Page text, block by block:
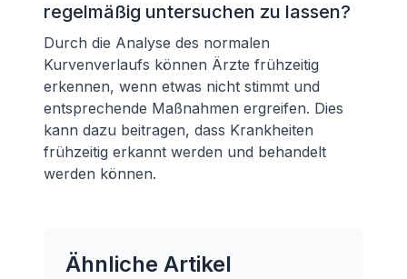
regelmäßig untersuchen zu lassen?
Durch die Analyse des normalen
Kurvenverlaufs können Ärzte frühzeitig
erkennen, wenn etwas nicht stimmt und
entsprechende Maßnahmen ergreifen. Dies
kann dazu beitragen, dass Krankheiten
frühzeitig erkannt werden und behandelt
werden können.
Ähnliche Artikel